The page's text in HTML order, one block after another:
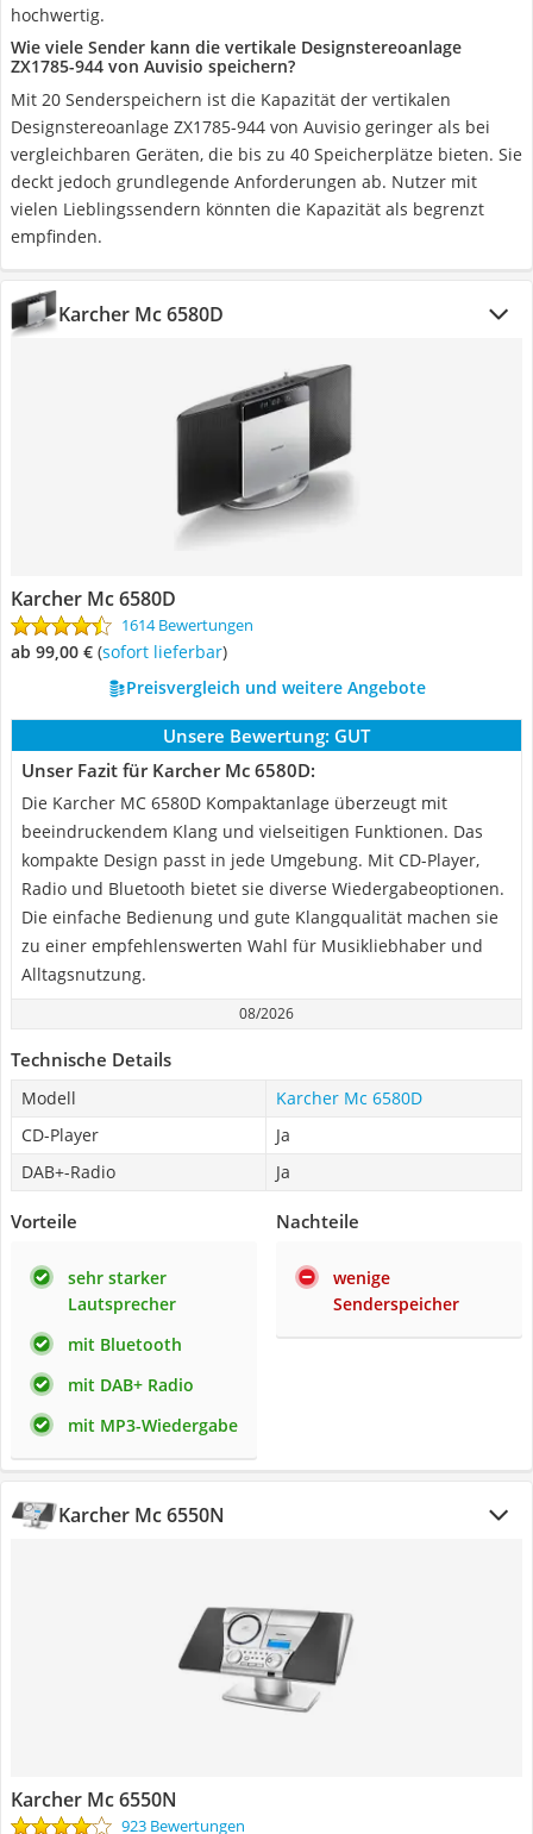
hochwertig.
Wie viele Sender kann die vertikale Designstereoanlage
ZX1785-944 von Auvisio speichern?
Mit 20 Senderspeichern ist die Kapazität der vertikalen
Designstereoanlage ZX1785-944 von Auvisio geringer als bei
vergleichbaren Geräten, die bis zu 40 Speicherplätze bieten. Sie
deckt jedoch grundlegende Anforderungen ab. Nutzer mit
vielen Lieblingssendern könnten die Kapazität als begrenzt
empfinden.
Karcher Mc 6580D
Karcher Mc 6580D
1614 Bewertungen
ab 99,00 € ( Sofort lieferbar)
Preisvergleich und weitere Angebote
Unsere Bewertung: GUT
Unser Fazit für Karcher Mc 6580D:
Die Karcher MC 6580D Kompaktanlage überzeugt mit
beeindruckendem Klang und vielseitigen Funktionen. Das
kompakte Design passt in jede Umgebung. Mit CD-Player,
Radio und Bluetooth bietet sie diverse Wiedergabeoptionen.
Die einfache Bedienung und gute Klangqualität machen sie
zu einer empfehlenswerten Wahl für Musikliebhaber und
Alltagsnutzung.
08/2026
Technische Details
Modell
Karcher Mc 6580D
CD-Player
Ja
DAB+-Radio
Ja
Vorteile
sehr starker
Lautsprecher
mit Bluetooth
mit DAB+ Radio
mit MP3-Wiedergabe
Nachteile
wenige
Senderspeicher
Karcher Mc 6550N
Karcher Mc 6550N
923 Bewertungen